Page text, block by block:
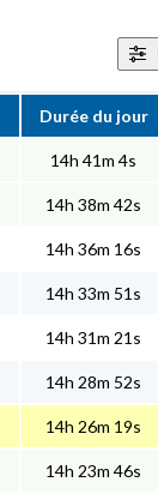
Durée du jour
14h 41m 4s
14h 38m 42s
14h 36m 16s
14h 33m 51s
14h 31m 21s
14h 28m 52s
14h 26m 19s
14h 23m 46s